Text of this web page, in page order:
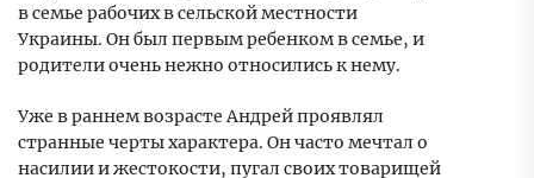
в семье рабочих в сельской местности
Украины. Он был первым ребенком в семье, и
родители очень нежно относились к нему.
Уже в раннем возрасте Андрей проявлял
странные черты характера. Он часто мечтал о
насилии и жестокости, пугал своих товарищей